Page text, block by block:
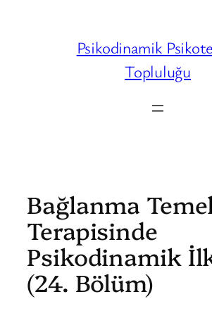
Psikodinamik
Topluluğu
Bağlanma
Terapisinde
Psikodinamik
(24. Bölüm)